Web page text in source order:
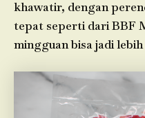
khawatir, dengan
tepat seperti dari BBF
mingguan bisa jadi